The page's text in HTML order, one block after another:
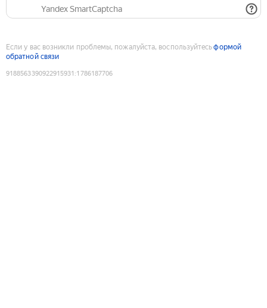
Yandex SmartCaptcha
Если у вас возникли проблемы, пожалуйста, воспользуйтесьформой
обратной связи
9188563390922915931 :1786187706